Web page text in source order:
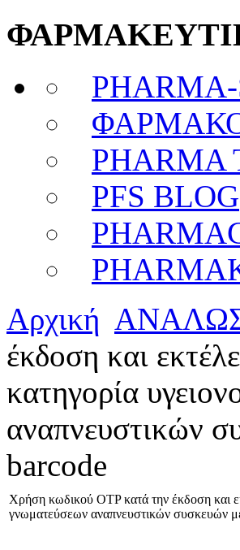
PHARMA
PFS BLOG
Αρχική
έκδοση και
κατηγορία
αναπνευστικών
barcode
Χρήση κωδικού OTP κατά την έκδοση και
γνωματεύσεων αναπνευστικών συσκευών